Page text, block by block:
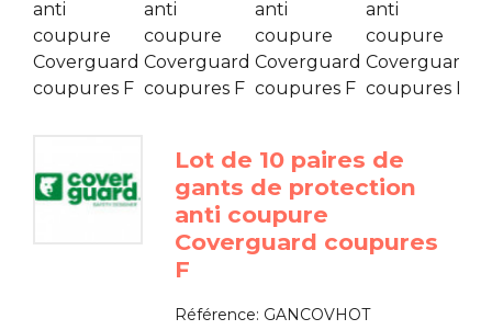
Lot de 10 paires de
gants de protection
anti coupure
Coverguard coupures
F
Référence: GANCOVHOT